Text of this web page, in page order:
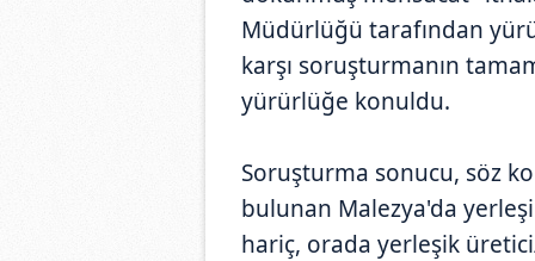
Müdürlüğü tarafından
karşı soruşturmanın
yürürlüğe konuldu.
Soruşturma sonucu, söz
bulunan Malezya'da
hariç, orada yerleşik